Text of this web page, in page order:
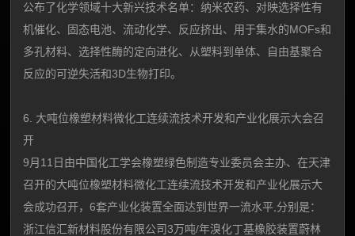
公布了化学领域十大新兴技术名单：纳米农药、对映选择性有
机催化、固态电池、流动化学、反应挤出、用于集水的MOFs和
多孔材料、选择性酶的定向进化、从塑料到单体、自由基聚合
反应的可逆失活和3D生物打印。
6. 大吨位橡塑材料微化工连续流技术开发和产业化展示大会召
开
9月11日由中国化工学会橡塑绿色制造专业委员会主办、在天津
召开的大吨位橡塑材料微化工连续流技术开发和产业化展示大
会成功召开，6套产业化装置全面达到世界一流水平,分别是：
浙江信汇新材料股份有限公司3万吨/年溴化丁基橡胶装置蔚林